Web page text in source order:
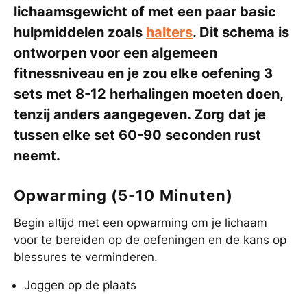
lichaamsgewicht of met een paar basic
hulpmiddelen zoals halters. Dit schema is
ontworpen voor een algemeen
fitnessniveau en je zou elke oefening 3
sets met 8-12 herhalingen moeten doen,
tenzij anders aangegeven. Zorg dat je
tussen elke set 60-90 seconden rust
neemt.
Opwarming (5-10 Minuten)
Begin altijd met een opwarming om je lichaam
voor te bereiden op de oefeningen en de kans op
blessures te verminderen.
Joggen op de plaats